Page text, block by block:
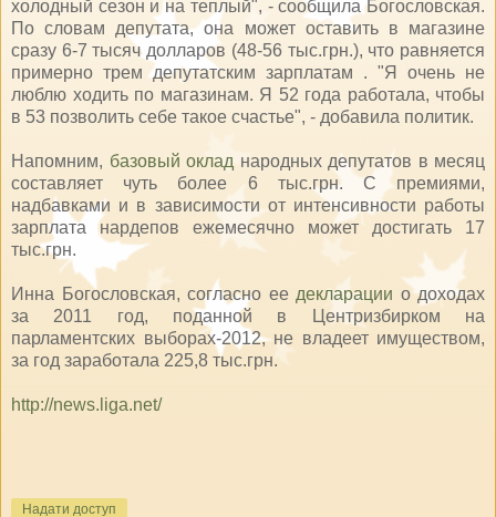
холодный сезон и на теплый", - сообщила Богословская.
По словам депутата, она может оставить в магазине
сразу 6-7 тысяч долларов (48-56 тыс.грн.), что равняется
примерно трем депутатским зарплатам . "Я очень не
люблю ходить по магазинам. Я 52 года работала, чтобы
в 53 позволить себе такое счастье", - добавила политик.
Напомним, базовый оклад народных депутатов в месяц
составляет чуть более 6 тыс.грн. С премиями,
надбавками и в зависимости от интенсивности работы
зарплата нардепов ежемесячно может достигать 17
тыс.грн.
Инна Богословская, согласно ее декларации о доходах
за 2011 год, поданной в Центризбирком на
парламентских выборах-2012, не владеет имуществом,
за год заработала 225,8 тыс.грн.
http://news.liga.net/
Надати доступ